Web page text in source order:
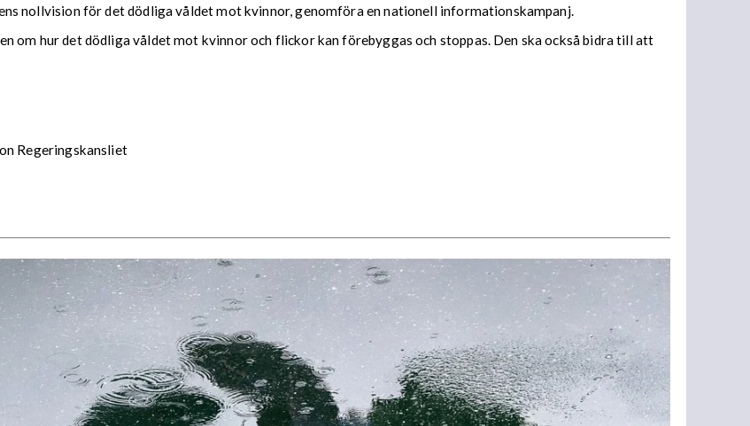
nollvision för det dödliga våldet mot kvinnor, genomföra en nationell informationskampanj.
om hur det dödliga våldet mot kvinnor och flickor kan förebyggas och stoppas. Den ska också bidra till att
Regeringskansliet